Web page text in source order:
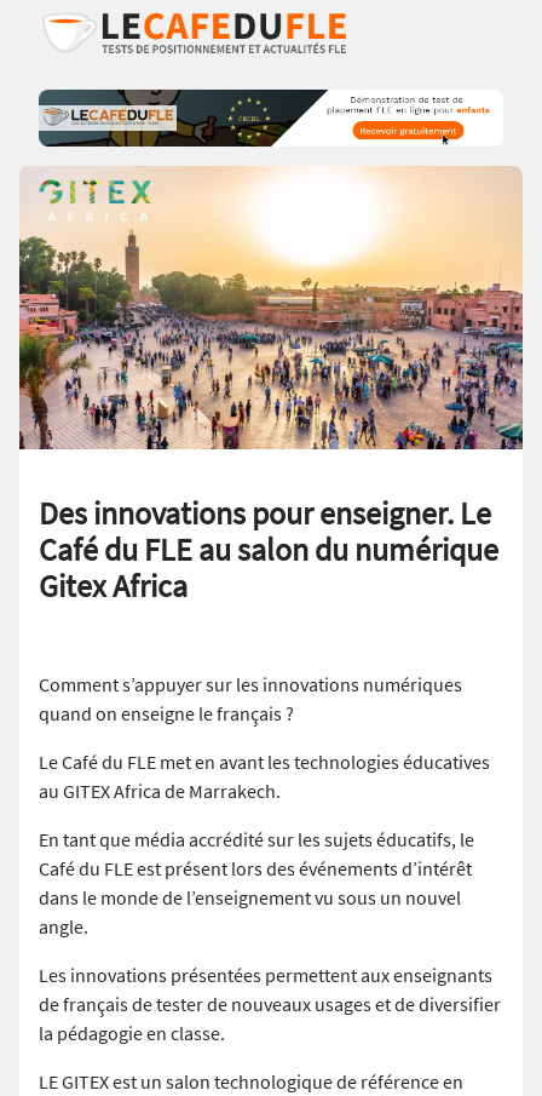
Des innovations pour enseigner. Le
Café du FLE au salon du numérique
Gitex Africa
Comment s’appuyer sur les innovations numériques
quand on enseigne le français ?
Le Café du FLE met en avant les technologies éducatives
au GITEX Africa de Marrakech.
En tant que média accrédité sur les sujets éducatifs, le
Café du FLE est présent lors des événements d’intérêt
dans le monde de l’enseignement vu sous un nouvel
angle.
Les innovations présentées permettent aux enseignants
de français de tester de nouveaux usages et de diversifier
la pédagogie en classe.
LE GITEX est un salon technologique de référence en